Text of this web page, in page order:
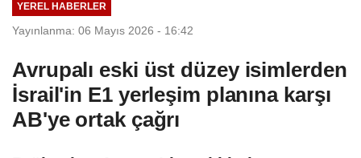
YEREL HABERLER
Yayınlanma: 06 Mayıs 2026 - 16:42
Avrupalı eski üst düzey isimlerden
İsrail'in E1 yerleşim planına karşı
AB'ye ortak çağrı